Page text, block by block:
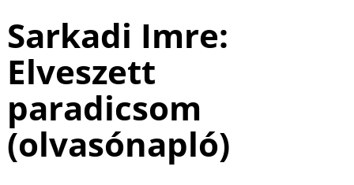
b
o
o
k
st dI
n
m
e
g
Sarkadi Imre:
Elveszett
paradicsom
(olvasónapló)